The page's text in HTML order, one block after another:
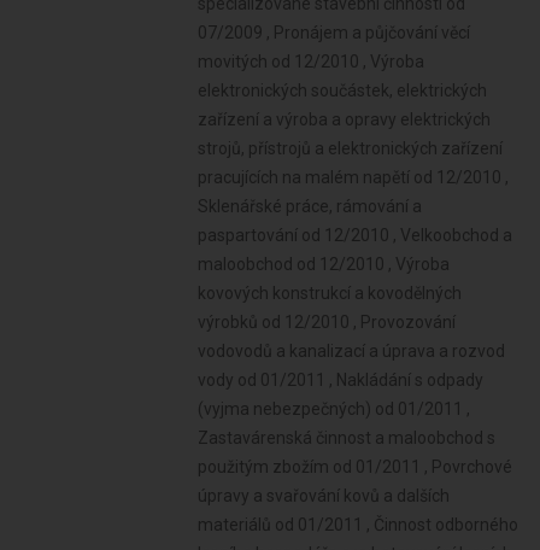
07/2009 , Pronájem a půjčování věcí
movitých od 12/2010 , Výroba
elektronických součástek, elektrických
zařízení a výroba a opravy elektrických
strojů, přístrojů a elektronických zařízení
pracujících na malém napětí od 12/2010 ,
Sklenářské práce, rámování a
paspartování od 12/2010 , Velkoobchod a
maloobchod od 12/2010 , Výroba
kovových konstrukcí a kovodělných
výrobků od 12/2010 , Provozování
vodovodů a kanalizací a úprava a rozvod
vody od 01/2011 , Nakládání s odpady
(vyjma nebezpečných) od 01/2011 ,
Zastavárenská činnost a maloobchod s
použitým zbožím od 01/2011 , Povrchové
úpravy a svařování kovů a dalších
materiálů od 01/2011 , Činnost odborného